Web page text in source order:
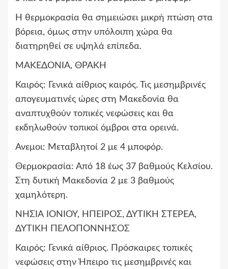
Η θερμοκρασία θα σημειώσει μικρή πτώση στα
βόρεια, όμως στην υπόλοιπη χώρα θα
διατηρηθεί σε υψηλά επίπεδα.
ΜΑΚΕΔΟΝΙΑ, ΘΡΑΚΗ
Καιρός: Γενικά αίθριος καιρός. Τις μεσημβρινές
απογευματινές ώρες στη Μακεδονία θα
αναπτυχθούν τοπικές νεφώσεις και θα
εκδηλωθούν τοπικοί όμβροι στα ορεινά.
Ανεμοι: Μεταβλητοί 2 με 4 μποφόρ.
Θερμοκρασία: Από 18 έως 37 βαθμούς Κελσίου.
Στη δυτική Μακεδονία 2 με 3 βαθμούς
χαμηλότερη.
ΝΗΣΙΑ ΙΟΝΙΟΥ, ΗΠΕΙΡΟΣ, ΔΥΤΙΚΗ ΣΤΕΡΕΑ,
ΔΥΤΙΚΗ ΠΕΛΟΠΟΝΝΗΣΟΣ
Καιρός: Γενικά αίθριος. Πρόσκαιρες τοπικές
νεφώσεις στην Ήπειρο τις μεσημβρινές και